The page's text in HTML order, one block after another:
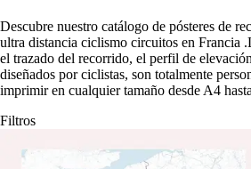
Descubre nuestro catálogo de pósteres de
ultra distancia ciclismo circuitos en Francia .
el trazado del recorrido, el perfil de
diseñados por ciclistas, son totalmente
imprimir en cualquier tamaño desde A4
Filtros